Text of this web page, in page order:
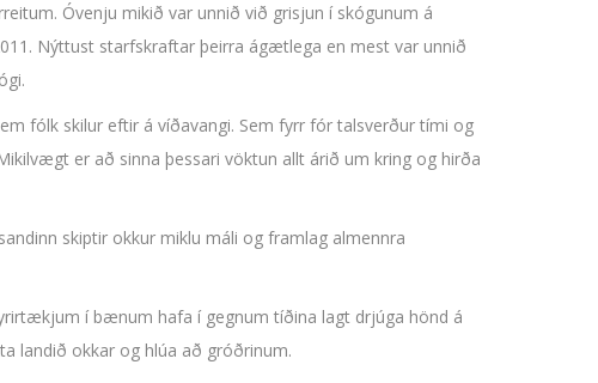
Óvenju mikið var unnið við grisjun í skógunum á
Nýttust starfskraftar þeirra ágætlega en mest var unnið
fólk skilur eftir á víðavangi. Sem fyrr fór talsverður tími og
er að sinna þessari vöktun allt árið um kring og hirða
skiptir okkur miklu máli og framlag almennra
í bænum hafa í gegnum tíðina lagt drjúga hönd á
landið okkar og hlúa að gróðrinum.